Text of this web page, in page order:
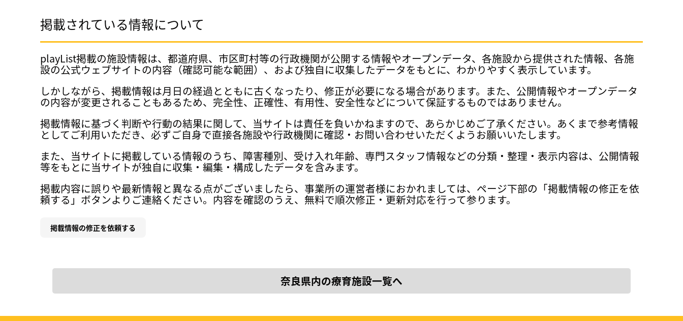
掲載されている情報について
playList掲載の施設情報は、都道府県、市区町村等の行政機関が公開する情報やオープンデータ、各施設から提供された情報、各施
設の公式ウェブサイトの内容（確認可能な範囲）、および独自に収集したデータをもとに、わかりやすく表示しています。
しかしながら、掲載情報は月日の経過とともに古くなったり、修正が必要になる場合があります。また、公開情報やオープンデータ
の内容が変更されることもあるため、完全性、正確性、有用性、安全性などについて保証するものではありません。
掲載情報に基づく判断や行動の結果に関して、当サイトは責任を負いかねますので、あらかじめご了承ください。あくまで参考情報
としてご利用いただき、必ずご自身で直接各施設や行政機関に確認・お問い合わせいただくようお願いいたします。
また、当サイトに掲載している情報のうち、障害種別、受け入れ年齢、専門スタッフ情報などの分類・整理・表示内容は、公開情報
等をもとに当サイトが独自に収集・編集・構成したデータを含みます。
掲載内容に誤りや最新情報と異なる点がございましたら、事業所の運営者様におかれましては、ページ下部の「掲載情報の修正を依
頼する」ボタンよりご連絡ください。内容を確認のうえ、無料で順次修正・更新対応を行って参ります。
掲載情報の修正を依頼する
奈良県内の療育施設一覧へ